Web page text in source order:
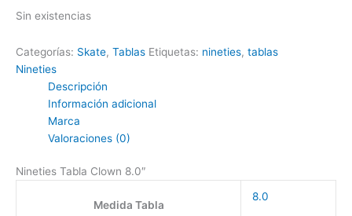
Sin existencias
Categorías: Skate, Tablas Etiquetas: nineties, tablas
Nineties
Descripción
Información adicional
Marca
Valoraciones (0)
Nineties Tabla Clown 8.0″
Medida Tabla
8.0